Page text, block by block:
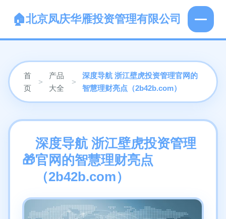
北京凤庆华雁投资管理有限公司
首
页
>
产品
大全
>
深度导航 浙江壁虎投资管理官网的
智慧理财亮点（2b42b.com）
深度导航 浙江壁虎投资管理
官网的智慧理财亮点
（2b42b.com）